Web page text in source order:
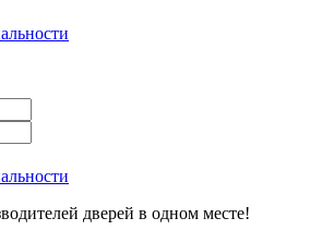
дверей в одном месте!